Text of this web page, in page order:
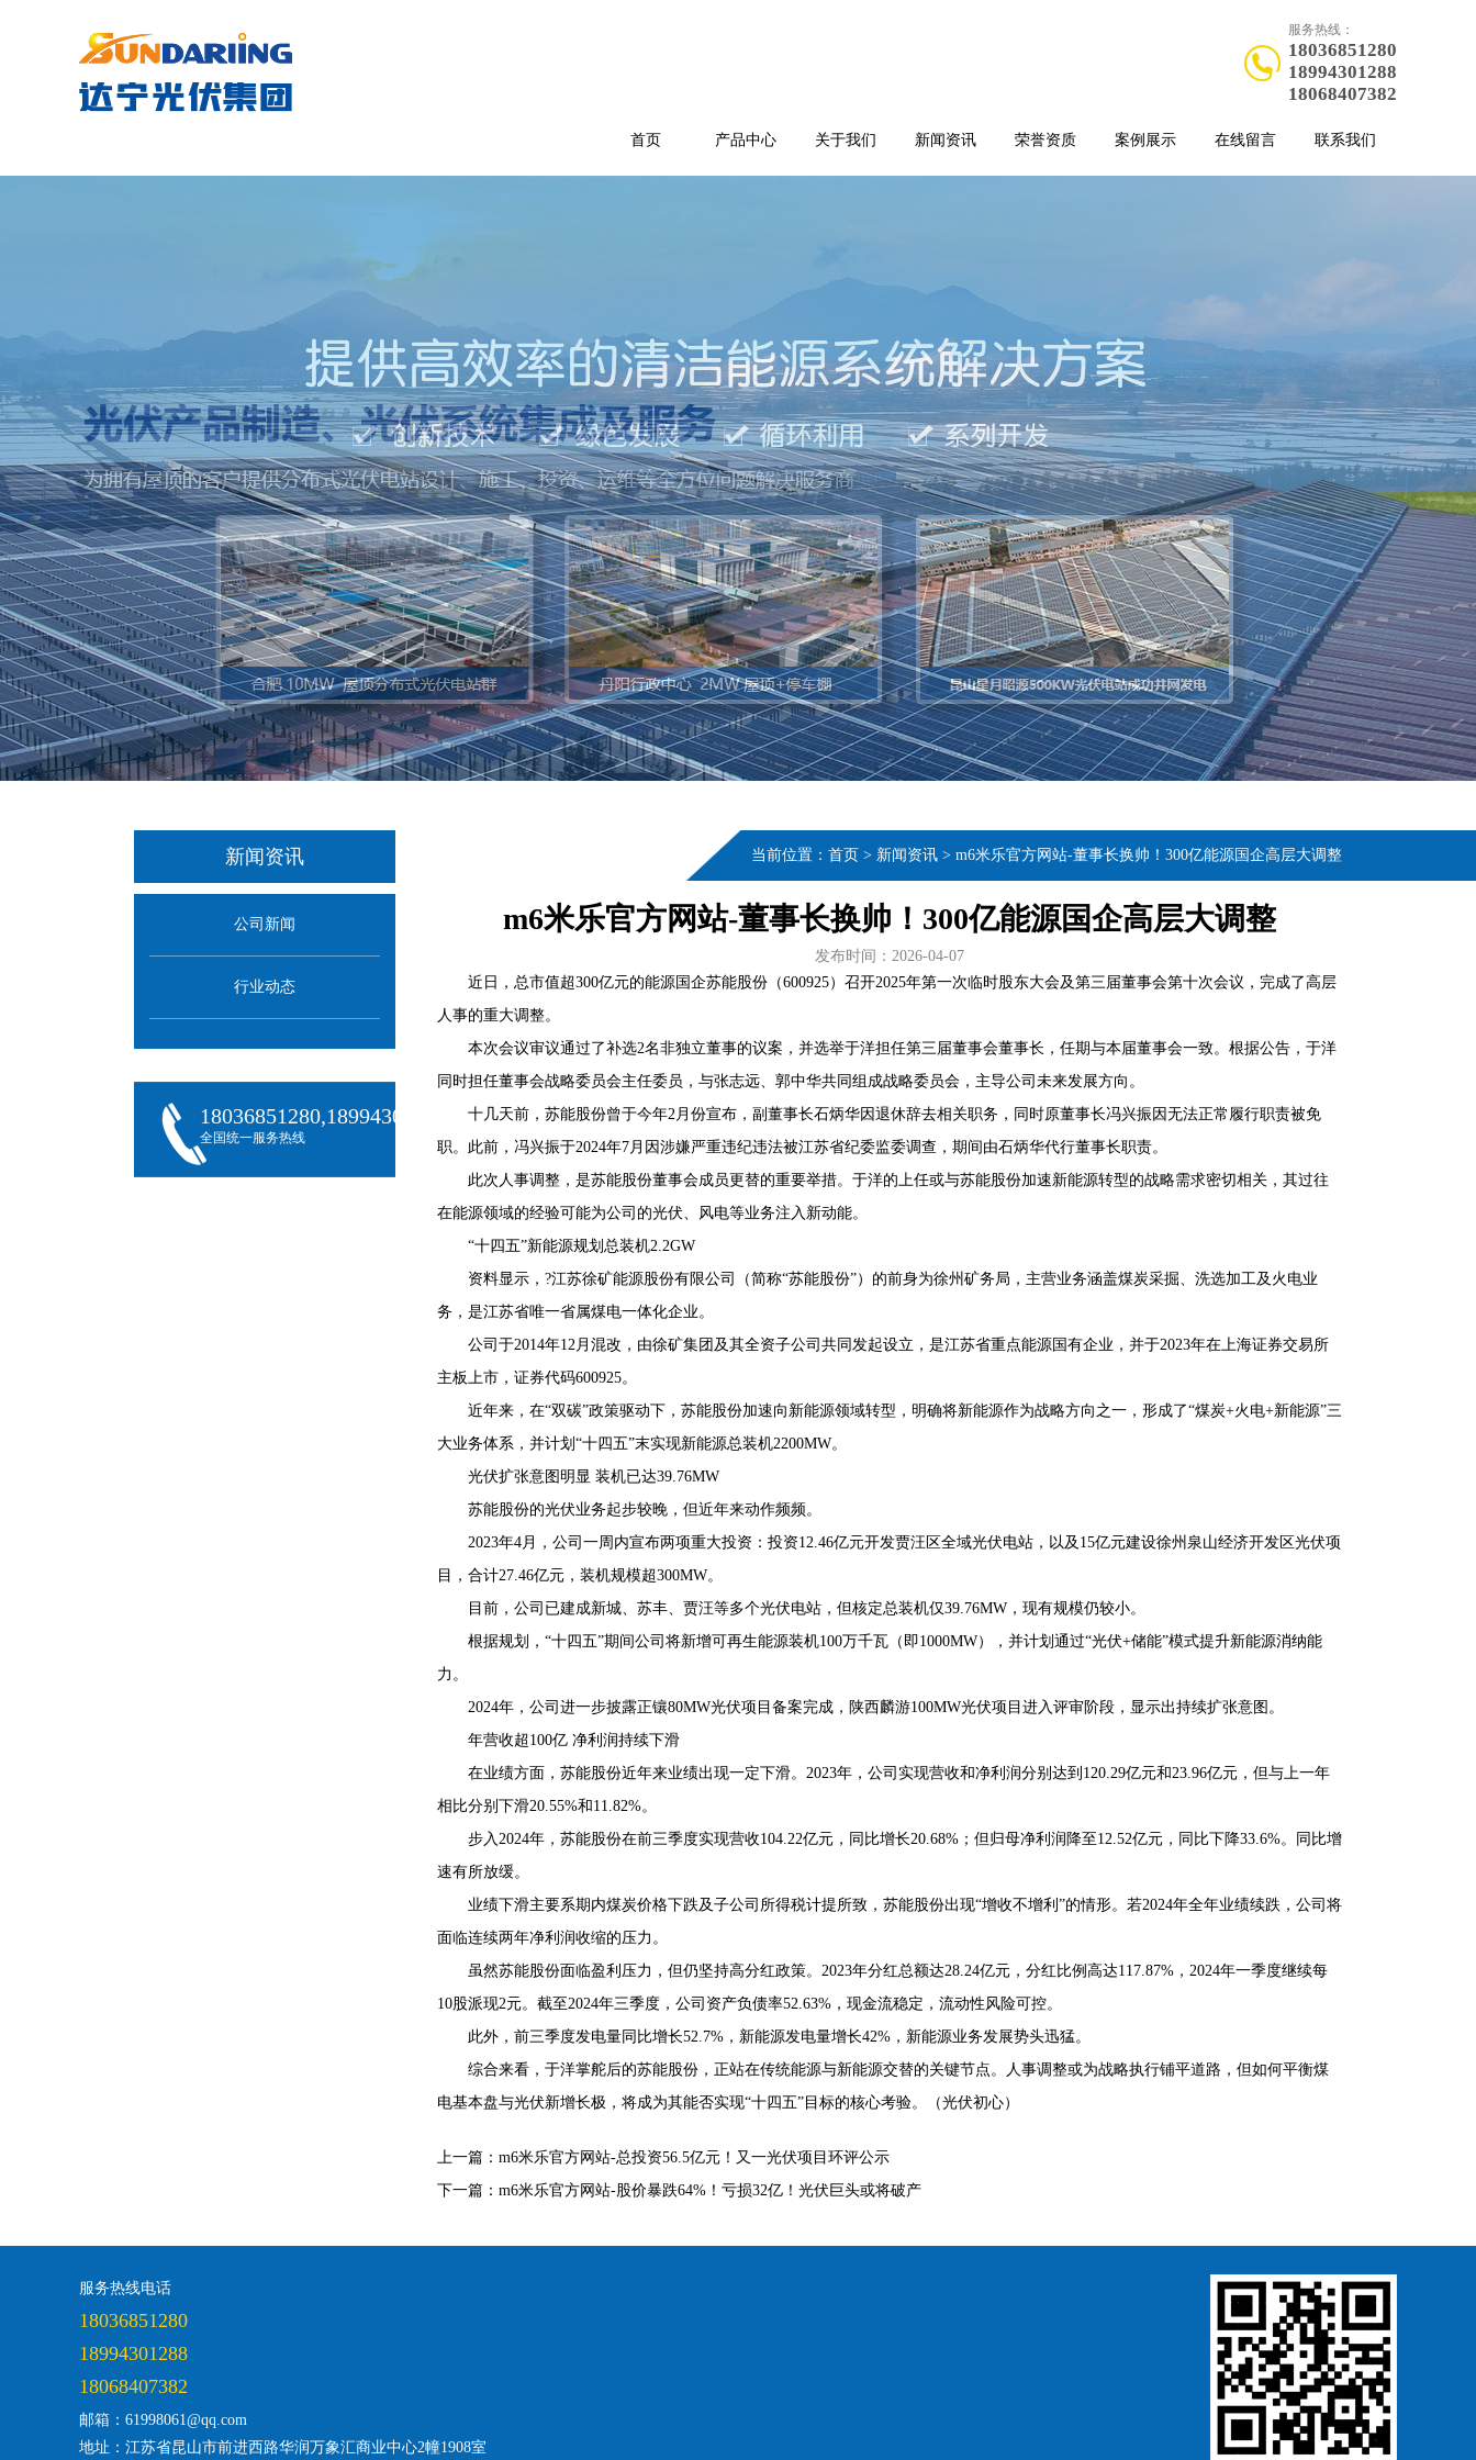
服务热线：
18036851280
18994301288
18068407382
首页 产品中心 关于我们 新闻资讯 荣誉资质 案例展示 在线留言 联系我们
新闻资讯
公司新闻
行业动态
18036851280,18994301288,18068407382
全国统一服务热线
当前位置： 首页 > 新闻资讯 > m6米乐官方网站-董事长换帅！300亿能源国企高层大调整
m6米乐官方网站-董事长换帅！300亿能源国企高层大调整
发布时间：2026-04-07
近日，总市值超300亿元的能源国企苏能股份（600925）召开2025年第一次临时股东大会及第三届董事会第十次会议，完成了高层
人事的重大调整。
本次会议审议通过了补选2名非独立董事的议案，并选举于洋担任第三届董事会董事长，任期与本届董事会一致。根据公告，于洋
同时担任董事会战略委员会主任委员，与张志远、郭中华共同组成战略委员会，主导公司未来发展方向。
十几天前，苏能股份曾于今年2月份宣布，副董事长石炳华因退休辞去相关职务，同时原董事长冯兴振因无法正常履行职责被免
职。此前，冯兴振于2024年7月因涉嫌严重违纪违法被江苏省纪委监委调查，期间由石炳华代行董事长职责。
此次人事调整，是苏能股份董事会成员更替的重要举措。于洋的上任或与苏能股份加速新能源转型的战略需求密切相关，其过往
在能源领域的经验可能为公司的光伏、风电等业务注入新动能。
“十四五”新能源规划总装机2.2GW
资料显示，?江苏徐矿能源股份有限公司（简称“苏能股份”）的前身为徐州矿务局，主营业务涵盖煤炭采掘、洗选加工及火电业
务，是江苏省唯一省属煤电一体化企业。
公司于2014年12月混改，由徐矿集团及其全资子公司共同发起设立，是江苏省重点能源国有企业，并于2023年在上海证券交易所
主板上市，证券代码600925。
近年来，在“双碳”政策驱动下，苏能股份加速向新能源领域转型，明确将新能源作为战略方向之一，形成了“煤炭+火电+新能源”三
大业务体系，并计划“十四五”末实现新能源总装机2200MW。
光伏扩张意图明显 装机已达39.76MW
苏能股份的光伏业务起步较晚，但近年来动作频频。
2023年4月，公司一周内宣布两项重大投资：投资12.46亿元开发贾汪区全域光伏电站，以及15亿元建设徐州泉山经济开发区光伏项
目，合计27.46亿元，装机规模超300MW。
目前，公司已建成新城、苏丰、贾汪等多个光伏电站，但核定总装机仅39.76MW，现有规模仍较小。
根据规划，“十四五”期间公司将新增可再生能源装机100万千瓦（即1000MW），并计划通过“光伏+储能”模式提升新能源消纳能
力。
2024年，公司进一步披露正镶80MW光伏项目备案完成，陕西麟游100MW光伏项目进入评审阶段，显示出持续扩张意图。
年营收超100亿 净利润持续下滑
在业绩方面，苏能股份近年来业绩出现一定下滑。2023年，公司实现营收和净利润分别达到120.29亿元和23.96亿元，但与上一年
相比分别下滑20.55%和11.82%。
步入2024年，苏能股份在前三季度实现营收104.22亿元，同比增长20.68%；但归母净利润降至12.52亿元，同比下降33.6%。同比增
速有所放缓。
业绩下滑主要系期内煤炭价格下跌及子公司所得税计提所致，苏能股份出现“增收不增利”的情形。若2024年全年业绩续跌，公司将
面临连续两年净利润收缩的压力。
虽然苏能股份面临盈利压力，但仍坚持高分红政策。2023年分红总额达28.24亿元，分红比例高达117.87%，2024年一季度继续每
10股派现2元。截至2024年三季度，公司资产负债率52.63%，现金流稳定，流动性风险可控。
此外，前三季度发电量同比增长52.7%，新能源发电量增长42%，新能源业务发展势头迅猛。
综合来看，于洋掌舵后的苏能股份，正站在传统能源与新能源交替的关键节点。人事调整或为战略执行铺平道路，但如何平衡煤
电基本盘与光伏新增长极，将成为其能否实现“十四五”目标的核心考验。（光伏初心）
上一篇： m6米乐官方网站-总投资56.5亿元！又一光伏项目环评公示
下一篇： m6米乐官方网站-股价暴跌64%！亏损32亿！光伏巨头或将破产
服务热线电话
18036851280
18994301288
18068407382
邮箱：61998061@qq.com
地址：江苏省昆山市前进西路华润万象汇商业中心2幢1908室